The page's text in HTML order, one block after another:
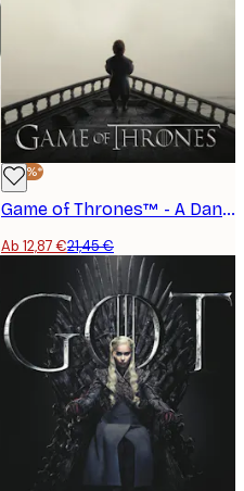
-40%*
Game of Thrones™ - A Dance with Dragons Poster
Ab 12,87 €21,45 €